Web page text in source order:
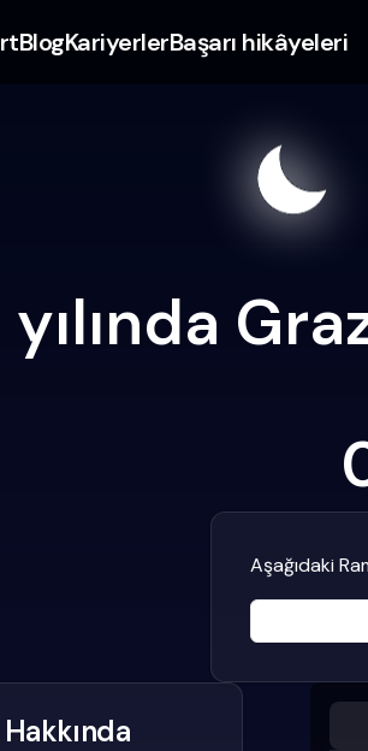
BlogKariyerlerBaşarı hikâyeleri
Aşağıdaki